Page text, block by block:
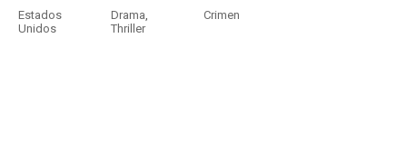
Estados
Unidos
Drama,
Thriller
Crimen